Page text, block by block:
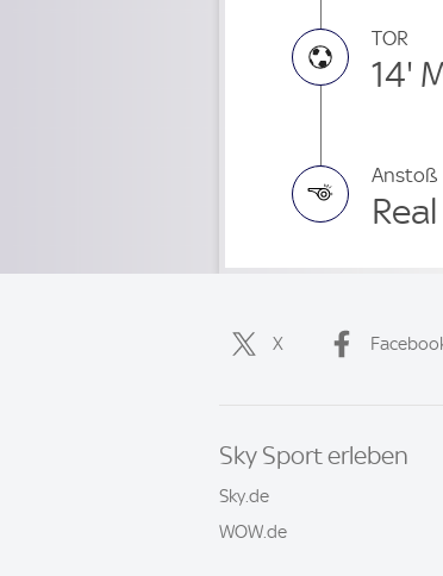
TOR
14'
Anstoß
X
Sky Sport erleben
Sky.de
WOW.de